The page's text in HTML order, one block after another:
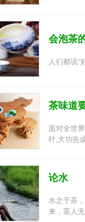
会泡茶
人们都说“
茶味道
面对全世
叶,大功告
论水
水之于茶
来，茶人